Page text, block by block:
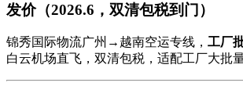
发价（2026.6，双清包税到门）
锦秀国际物流广州→越南空运专线， 工厂
白云机场直飞，双清包税，适配工厂大批量